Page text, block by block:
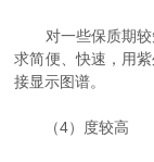
对一些保质期较
求简便、快速，用
接显示图谱。
（4）度较高